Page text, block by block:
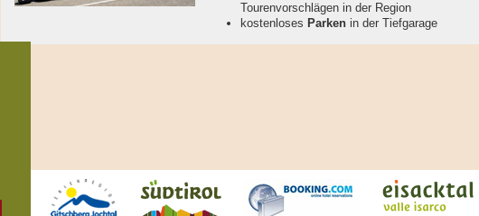
Tourenvorschlägen in der Region
kostenloses Parken in der Tiefgarage